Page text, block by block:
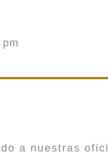
a nuestras